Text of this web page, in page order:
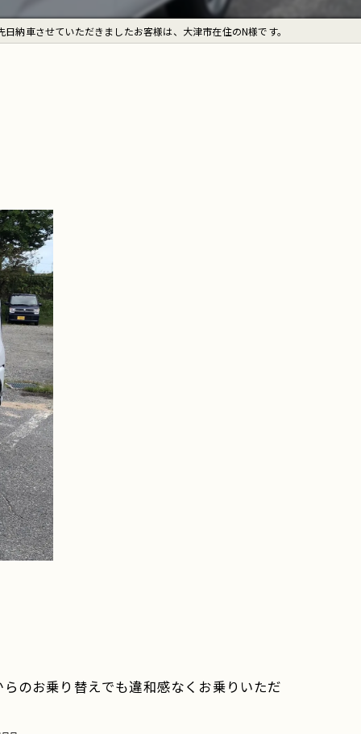
日納車させていただきましたお客様は、大津市在住のN様です。
のお乗り替えでも違和感なくお乗りいただ